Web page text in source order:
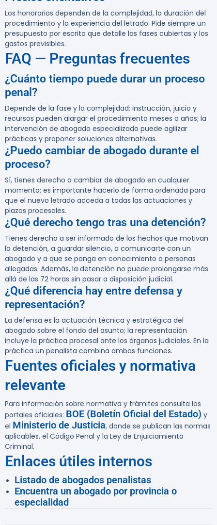
Los honorarios dependen de la complejidad, la duración del
procedimiento y la experiencia del letrado. Pide siempre un
presupuesto por escrito que detalle las fases cubiertas y los
gastos previsibles.
FAQ — Preguntas frecuentes
¿Cuánto tiempo puede durar un proceso
penal?
Depende de la fase y la complejidad: instrucción, juicio y
recursos pueden alargar el procedimiento meses o años; la
intervención de abogado especializado puede agilizar
prácticas y proponer soluciones alternativas.
¿Puedo cambiar de abogado durante el
proceso?
Sí, tienes derecho a cambiar de abogado en cualquier
momento; es importante hacerlo de forma ordenada para
que el nuevo letrado acceda a todas las actuaciones y
plazos procesales.
¿Qué derecho tengo tras una detención?
Tienes derecho a ser informado de los hechos que motivan
la detención, a guardar silencio, a comunicarte con un
abogado y a que se ponga en conocimiento a personas
allegadas. Además, la detención no puede prolongarse más
allá de las 72 horas sin pasar a disposición judicial.
¿Qué diferencia hay entre defensa y
representación?
La defensa es la actuación técnica y estratégica del
abogado sobre el fondo del asunto; la representación
incluye la práctica procesal ante los órganos judiciales. En la
práctica un penalista combina ambas funciones.
Fuentes oficiales y normativa
relevante
Para información sobre normativa y trámites consulta los
portales oficiales: BOE (Boletín Oficial del Estado) y
el Ministerio de Justicia, donde se publican las normas
aplicables, el Código Penal y la Ley de Enjuiciamiento
Criminal.
Enlaces útiles internos
Listado de abogados penalistas
Encuentra un abogado por provincia o
especialidad